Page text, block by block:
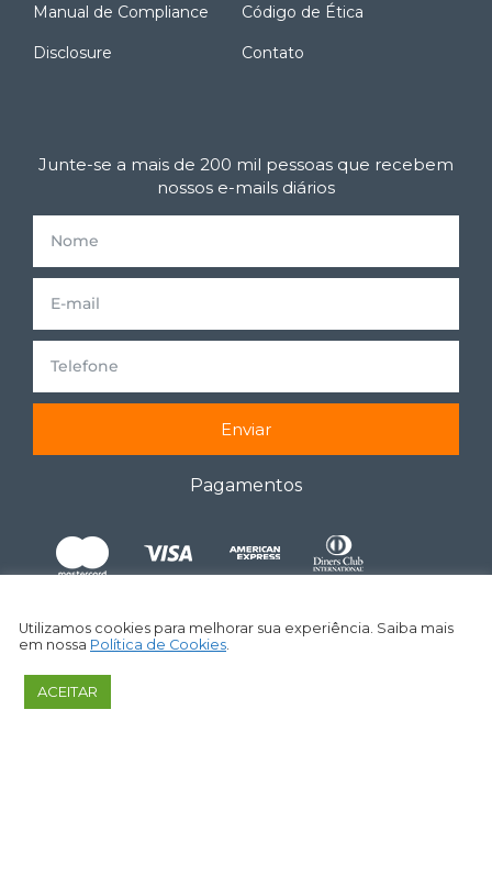
Manual de Compliance Código de Ética
Disclosure Contato
Junte-se a mais de 200 mil pessoas que recebem
nossos e-mails diários
Enviar
Pagamentos
Utilizamos cookies para melhorar sua experiência. Saiba mais
em nossa Política de Cookies
ACEITAR